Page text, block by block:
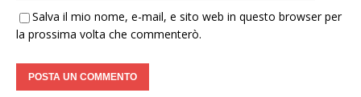
Salva il mio nome, e-mail, e sito web in questo browser per
la prossima volta che commenterò.